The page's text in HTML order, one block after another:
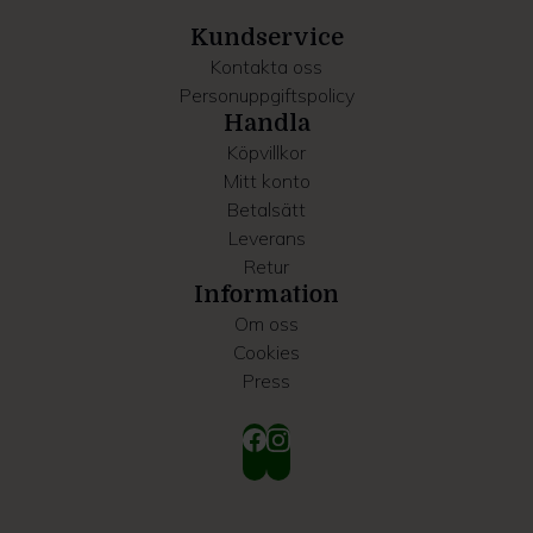
Kundservice
Kontakta oss
Personuppgiftspolicy
Handla
Köpvillkor
Mitt konto
Betalsätt
Leverans
Retur
Information
Om oss
Cookies
Press